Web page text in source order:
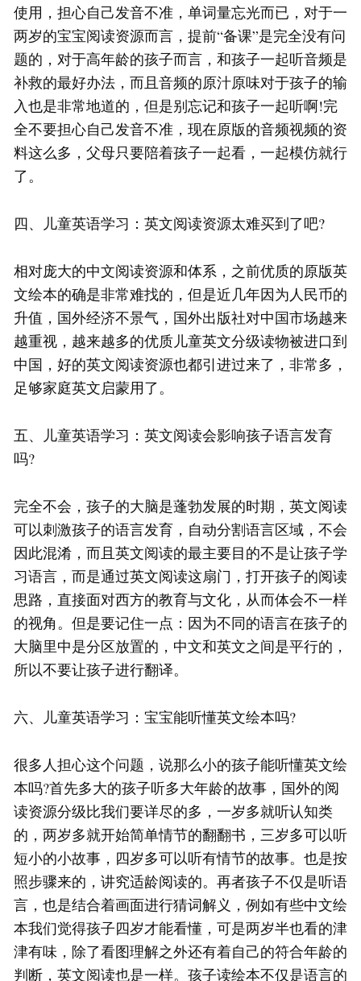
使用，担心自己发音不准，单词量忘光而已，对于一
两岁的宝宝阅读资源而言，提前“备课”是完全没有问
题的，对于高年龄的孩子而言，和孩子一起听音频是
补救的最好办法，而且音频的原汁原味对于孩子的输
入也是非常地道的，但是别忘记和孩子一起听啊!完
全不要担心自己发音不准，现在原版的音频视频的资
料这么多，父母只要陪着孩子一起看，一起模仿就行
了。
四、儿童英语学习：英文阅读资源太难买到了吧?
相对庞大的中文阅读资源和体系，之前优质的原版英
文绘本的确是非常难找的，但是近几年因为人民币的
升值，国外经济不景气，国外出版社对中国市场越来
越重视，越来越多的优质儿童英文分级读物被进口到
中国，好的英文阅读资源也都引进过来了，非常多，
足够家庭英文启蒙用了。
五、儿童英语学习：英文阅读会影响孩子语言发育
吗?
完全不会，孩子的大脑是蓬勃发展的时期，英文阅读
可以刺激孩子的语言发育，自动分割语言区域，不会
因此混淆，而且英文阅读的最主要目的不是让孩子学
习语言，而是通过英文阅读这扇门，打开孩子的阅读
思路，直接面对西方的教育与文化，从而体会不一样
的视角。但是要记住一点：因为不同的语言在孩子的
大脑里中是分区放置的，中文和英文之间是平行的，
所以不要让孩子进行翻译。
六、儿童英语学习：宝宝能听懂英文绘本吗?
很多人担心这个问题，说那么小的孩子能听懂英文绘
本吗?首先多大的孩子听多大年龄的故事，国外的阅
读资源分级比我们要详尽的多，一岁多就听认知类
的，两岁多就开始简单情节的翻翻书，三岁多可以听
短小的小故事，四岁多可以听有情节的故事。也是按
照步骤来的，讲究适龄阅读的。再者孩子不仅是听语
言，也是结合着画面进行猜词解义，例如有些中文绘
本我们觉得孩子四岁才能看懂，可是两岁半也看的津
津有味，除了看图理解之外还有着自己的符合年龄的
判断，英文阅读也是一样。孩子读绘本不仅是语言的